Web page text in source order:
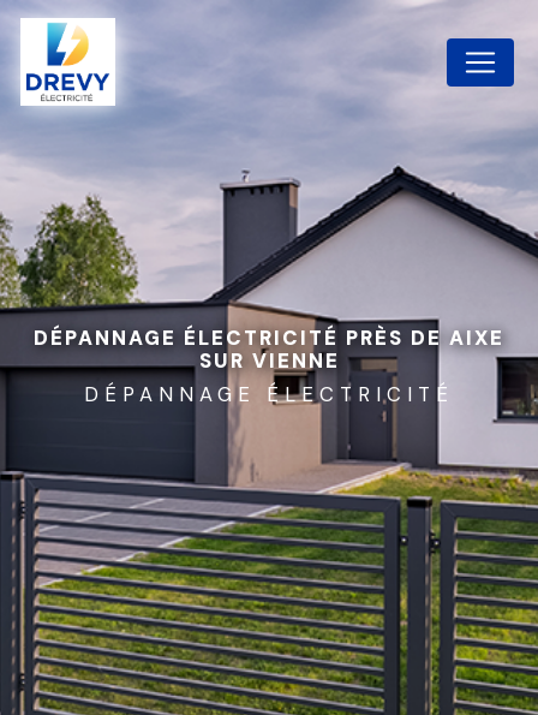
DÉPANNAGE ÉLECTRICITÉ PRÈS DE AIXE
SUR VIENNE
DÉPANNAGE ÉLECTRICITÉ
Panneau de gestion des cookies